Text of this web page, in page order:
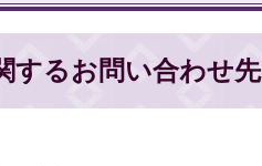
するお問い合わせ先